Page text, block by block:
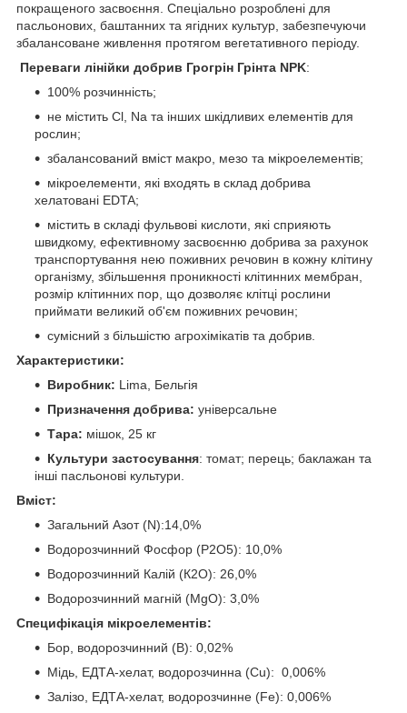
покращеного засвоєння. Спеціально розроблені для
пасльонових, баштанних та ягідних культур, забезпечуючи
збалансоване живлення протягом вегетативного періоду.
Переваги лінійки добрив Грогрін Грінта NPK:
100% розчинність;
не містить Cl, Na та інших шкідливих елементів для
рослин;
збалансований вміст макро, мезо та мікроелементів;
мікроелементи, які входять в склад добрива
хелатовані EDTA;
містить в складі фульвові кислоти, які сприяють
швидкому, ефективному засвоєнню добрива за рахунок
транспортування нею поживних речовин в кожну клітину
організму, збільшення проникності клітинних мембран,
розмір клітинних пор, що дозволяє клітці рослини
приймати великий об'єм поживних речовин;
сумісний з більшістю агрохімікатів та добрив.
Характеристики:
Виробник: Lima, Бельгія
Призначення добрива: універсальне
Тара: мішок, 25 кг
Культури застосування: томат; перець; баклажан та
інші пасльонові культури.
Вміст:
Загальний Азот (N):14,0%
Водорозчинний Фосфор (Р2О5): 10,0%
Водорозчинний Калій (К2О): 26,0%
Водорозчинний магній (МgO): 3,0%
Специфікація мікроелементів:
Бор, водорозчинний (В): 0,02%
Мідь, ЕДТА-хелат, водорозчинна (Cu): 0,006%
Залізо, ЕДТА-хелат, водорозчинне (Fe): 0,006%